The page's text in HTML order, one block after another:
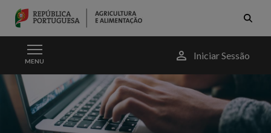
Skip to Main Content
MENU
MenuIniciar Sessão
Novas
Autorizações
Plantação